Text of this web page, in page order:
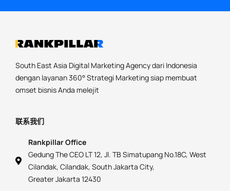
South East Asia Digital Marketing Agency dari Indonesia
dengan layanan 360° Strategi Marketing siap membuat
omset bisnis Anda melejit
联系我们
Rankpillar Office
Gedung The CEO LT 12, Jl. TB Simatupang No.18C, West
Cilandak, Cilandak, South Jakarta City,
Greater Jakarta 12430